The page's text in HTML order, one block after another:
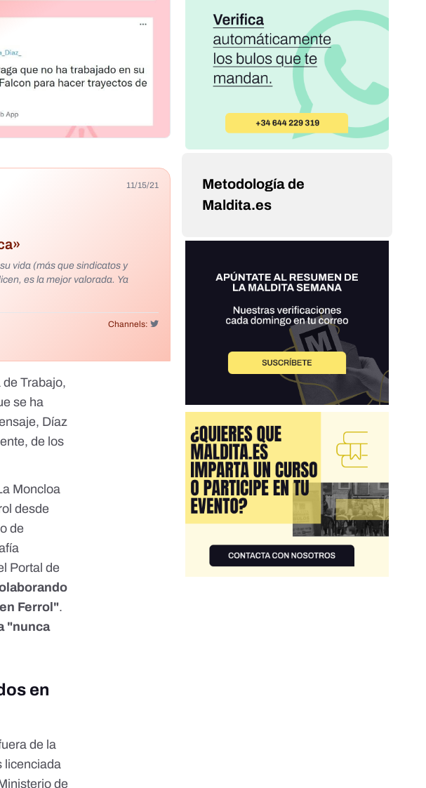
11/15/21
vida (más que sindicatos y
es la mejor valorada. Ya
Channels:
Trabajo,
se ha
Díaz
de los
Moncloa
desde
de
Portal de
Ferrol".
"nunca
en
de la
licenciada
de
Metodología de
Maldita.es